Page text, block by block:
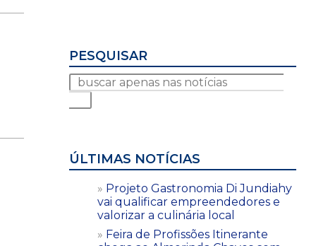
PESQUISAR
ÚLTIMAS NOTÍCIAS
Projeto Gastronomia Di Jundiahy
vai qualificar empreendedores e
valorizar a culinária local
Feira de Profissões Itinerante